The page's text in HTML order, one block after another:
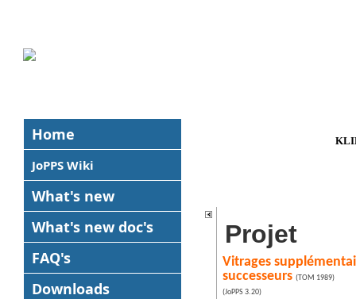
Home
JoPPS Wiki
What's new
What's new doc's
FAQ's
Downloads
Projet
Vitrages
successeurs (TOM 1989)
(JoPPS 3.20)